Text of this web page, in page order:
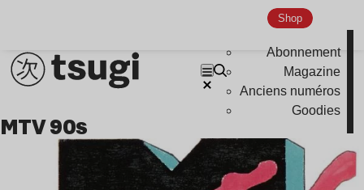
Shop
Abonnement
Magazine
Anciens numéros
Goodies
Nu Jazz
MTV 90s